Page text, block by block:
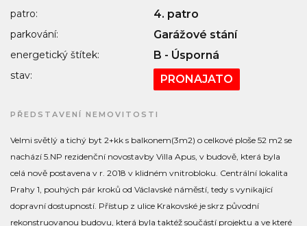
patro: 4. patro
parkování: Garážové stání
energetický štítek: B - Úsporná
stav: PRONAJATO
PŘEDSTAVENÍ NEMOVITOSTI
Velmi světlý a tichý byt 2+kk s balkonem(3m2) o celkové ploše 52 m2 se
nachází 5.NP rezidenční novostavby Villa Apus, v budově, která byla
celá nově postavena v r. 2018 v klidném vnitrobloku. Centrální lokalita
Prahy 1, pouhých pár kroků od Václavské náměstí, tedy s vynikající
dopravní dostupností. Přístup z ulice Krakovské je skrz původní
rekonstruovanou budovu, která byla taktéž součástí projektu a ve které